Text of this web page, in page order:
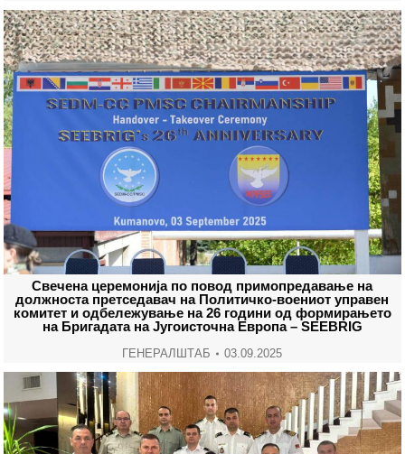
Свечена церемонија по повод примопредавање на
должноста претседавач на Политичко-воениот управен
комитет и одбележување на 26 години од формирањето
на Бригадата на Југоисточна Европа – SEEBRIG
ГЕНЕРАЛШТАБ 03.09.2025